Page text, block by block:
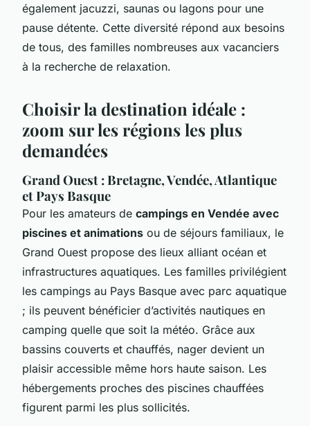
également jacuzzi, saunas ou lagons pour une
pause détente. Cette diversité répond aux besoins
de tous, des familles nombreuses aux vacanciers
à la recherche de relaxation.
Choisir la destination idéale :
zoom sur les régions les plus
demandées
Grand Ouest : Bretagne, Vendée, Atlantique
et Pays Basque
Pour les amateurs de campings en Vendée avec
piscines et animations ou de séjours familiaux, le
Grand Ouest propose des lieux alliant océan et
infrastructures aquatiques. Les familles privilégient
les campings au Pays Basque avec parc aquatique
; ils peuvent bénéficier d’activités nautiques en
camping quelle que soit la météo. Grâce aux
bassins couverts et chauffés, nager devient un
plaisir accessible même hors haute saison. Les
hébergements proches des piscines chauffées
figurent parmi les plus sollicités.